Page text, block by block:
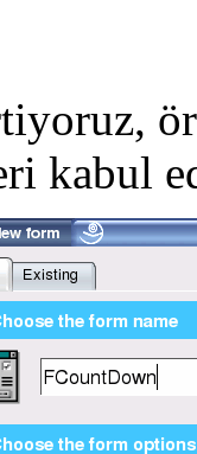
kabul